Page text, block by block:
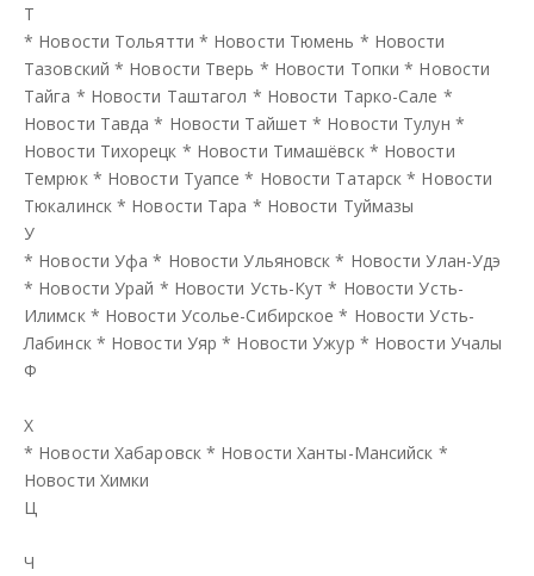
Т
* Новости Тольятти * Новости Тюмень * Новости
Тазовский * Новости Тверь * Новости Топки * Новости
Тайга * Новости Таштагол * Новости Тарко-Сале *
Новости Тавда * Новости Тайшет * Новости Тулун *
Новости Тихорецк * Новости Тимашёвск * Новости
Темрюк * Новости Туапсе * Новости Татарск * Новости
Тюкалинск * Новости Тара * Новости Туймазы
У
* Новости Уфа * Новости Ульяновск * Новости Улан-Удэ
* Новости Урай * Новости Усть-Кут * Новости Усть-
Илимск * Новости Усолье-Сибирское * Новости Усть-
Лабинск * Новости Уяр * Новости Ужур * Новости Учалы
Ф
Х
* Новости Хабаровск * Новости Ханты-Мансийск *
Новости Химки
Ц
Ч